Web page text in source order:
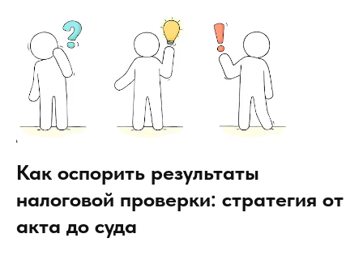
Как оспорить результаты
налоговой проверки: стратегия от
акта до суда